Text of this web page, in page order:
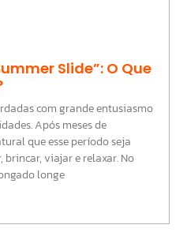
Slide”: O Que
com grande entusiasmo
Após meses de
que esse período seja
viajar e relaxar. No
longe